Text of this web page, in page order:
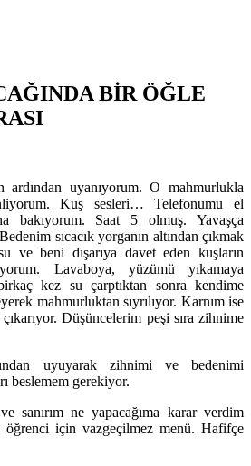
BİR ÖĞLE
uyanıyorum. O mahmurlukla
Kuş sesleri… Telefonumu el
bakıyorum. Saat 5 olmuş. Yavaşça
sıcacık yorganın altından çıkmak
ve beni dışarıya davet eden kuşların
Lavaboya, yüzümü yıkamaya
kez su çarptıktan sonra kendime
mahmurluktan sıyrılıyor. Karnım ise
Düşüncelerim peşi sıra zihnime
uyuyarak zihnimi ve bedenimi
beslemem gerekiyor.
sanırım ne yapacağıma karar verdim
için vazgeçilmez menü. Hafifçe